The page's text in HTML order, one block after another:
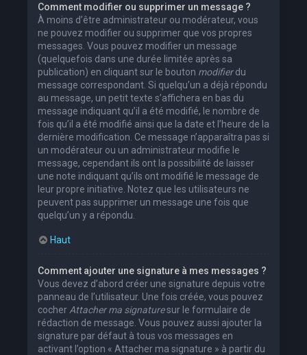
Comment modifier ou supprimer un message ?
À moins d’être administrateur ou modérateur, vous
ne pouvez modifier ou supprimer que vos propres
messages. Vous pouvez modifier un message
(quelquefois dans une durée limitée après sa
publication) en cliquant sur le bouton modifierdu
message correspondant. Si quelqu’un a déjà répondu
au message, un petit texte s’affichera en bas du
message indiquant qu’il a été modifié, le nombre de
fois qu’il a été modifié ainsi que la date et l’heure de la
dernière modification. Ce message n’apparaîtra pas si
un modérateur ou un administrateur modifie le
message, cependant ils ont la possibilité de laisser
une note indiquant qu’ils ont modifié le message de
leur propre initiative. Notez que les utilisateurs ne
peuvent pas supprimer un message une fois que
quelqu’un y a répondu.
Haut
Comment ajouter une signature à mes messages ?
Vous devez d’abord créer une signature depuis votre
panneau de l’utilisateur. Une fois créée, vous pouvez
cocher Attacher ma signaturesur le formulaire de
rédaction de message. Vous pouvez aussi ajouter la
signature par défaut à tous vos messages en
activant l’option « Attacher ma signature » à partir du